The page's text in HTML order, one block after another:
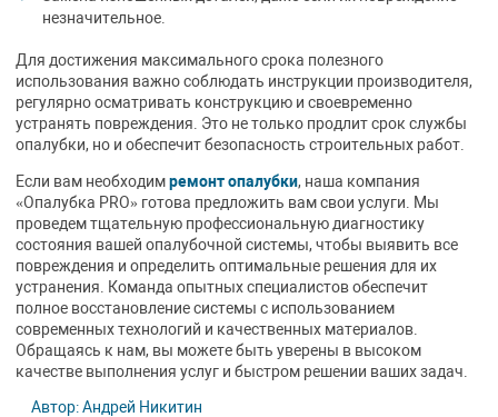
незначительное.
Для достижения максимального срока полезного
использования важно соблюдать инструкции производителя,
регулярно осматривать конструкцию и своевременно
устранять повреждения. Это не только продлит срок службы
опалубки, но и обеспечит безопасность строительных работ.
Если вам необходимремонт опалубки, наша компания
«Опалубка PRO» готова предложить вам свои услуги. Мы
проведем тщательную профессиональную диагностику
состояния вашей опалубочной системы, чтобы выявить все
повреждения и определить оптимальные решения для их
устранения. Команда опытных специалистов обеспечит
полное восстановление системы с использованием
современных технологий и качественных материалов.
Обращаясь к нам, вы можете быть уверены в высоком
качестве выполнения услуг и быстром решении ваших задач.
Автор: Андрей Никитин